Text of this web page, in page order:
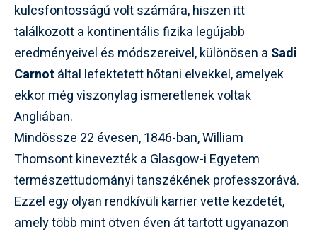
kulcsfontosságú volt számára, hiszen itt
találkozott a kontinentális fizika legújabb
eredményeivel és módszereivel, különösen a Sadi
Carnot által lefektetett hőtani elvekkel, amelyek
ekkor még viszonylag ismeretlenek voltak
Angliában.
Mindössze 22 évesen, 1846-ban, William
Thomsont kinevezték a Glasgow-i Egyetem
természettudományi tanszékének professzorává.
Ezzel egy olyan rendkívüli karrier vette kezdetét,
amely több mint ötven éven át tartott ugyanazon